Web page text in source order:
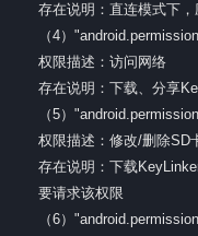
存在说明：直连模式下
（4）
权限描述：访问网络
存在说明：下载、分享
（5）
权限描述：修改/删除SD
存在说明：下载
要请求该权限
（6）